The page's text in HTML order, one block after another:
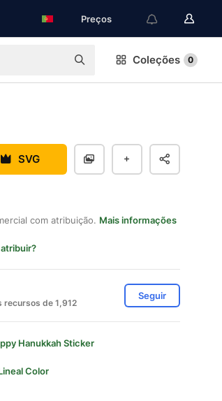
Preços
Coleções 0
SVG
com atribuição. Mais informações
recursos de 1,912
Seguir
Hanukkah Sticker
Color